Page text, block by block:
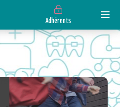
Adhérents
repérer, agir ensemble